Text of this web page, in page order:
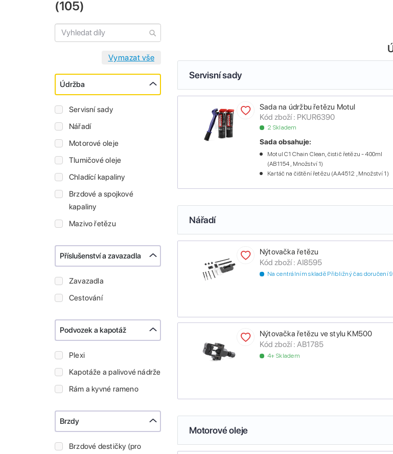
(105)
Údržba
Servisní sady
Nářadí
Motorové oleje
Tlumičové oleje
Chladící kapaliny
Brzdové a spojkové
kapaliny
Mazivo řetězu
Příslušenství a zavazadla
Zavazadla
Cestování
Podvozek a kapotáž
Plexi
Kapotáže a palivové nádrže
Rám a kyvné rameno
Brzdy
Brzdové destičky (pro
Servisní sady
Sada na údržbu řetězu Motul
Kód zboží : PKUR6390
2 Skladem
Sada obsahuje:
Motul C1 Chain Clean, čistič řetězu - 400ml
(AB1154 , Množství 1)
Kartáč na čištění řetězu (AA4512 , Množství 1)
Nářadí
Nýtovačka řetězu
Kód zboží : AI8595
Na centrálním skladě Přibližný čas doručení
Nýtovačka řetězu ve stylu KM500
Kód zboží : AB1785
4+ Skladem
Motorové oleje